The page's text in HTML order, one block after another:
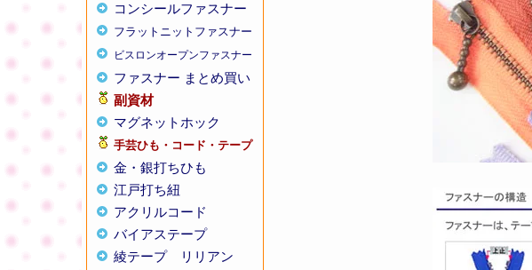
コンシールファスナー
フラットニットファスナー
ビスロンオープンファスナー
ファスナー まとめ買い
副資材
マグネットホック
手芸ひも・コード・テープ
金・銀打ちひも
江戸打ち紐
アクリルコード
バイアステープ
綾テープ
リリアン